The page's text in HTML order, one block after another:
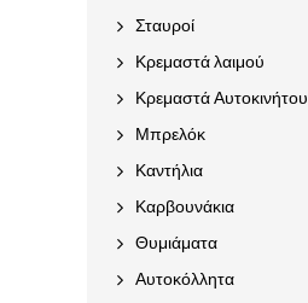
Σταυροί
Κρεμαστά λαιμού
Κρεμαστά Αυτοκινήτου
Μπρελόκ
Καντήλια
Καρβουνάκια
Θυμιάματα
Αυτοκόλλητα